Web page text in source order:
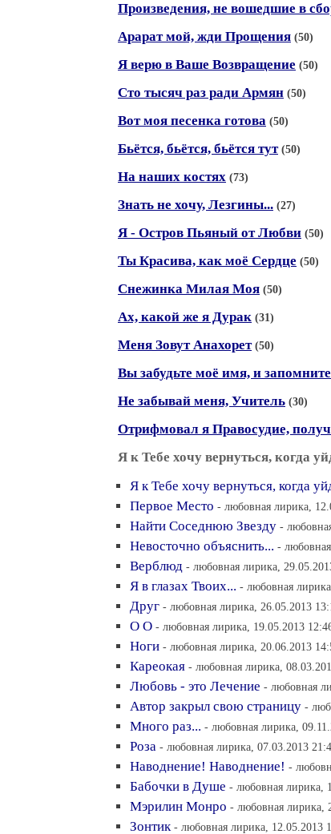
Произведения, не вошедшие в
Арарат мой, жди Прощения (50)
Я верю в Ваше Возвращение (50)
Сто тысяч раз ради Армян (50)
Вот моя песенка готова (50)
Бьётся, бьётся, бьётся тут (50)
На наших костях (73)
Знать не хочу, Лезгины... (27)
Я - Остров Пьяный от Любви (50)
Ты Красива, как моё Сердце (50)
Снежинка Милая Моя (50)
Ах, какой же я Дурак (31)
Меня Зовут Анахорет (50)
Вы забудьте моё имя, и запомните
Не забывай меня, Учитель (30)
Отрифмовал я Правосудие,
Я к Тебе хочу вернуться, когда
Я к Тебе хочу вернуться, когда
Первое Место - любовная лирика,
Найти Соседнюю Звезду -
Невосточно объяснить... -
Верблюд - любовная лирика,
Я в глазах Твоих... - любовная
Друг - любовная лирика, 26.05.2013
О О - любовная лирика, 19.05.2013
Ноги - любовная лирика, 20.06.2013
Кареокая - любовная лирика,
Любовь - это Лечение - любовная
Автор закрыл свою страницу -
Много раз... - любовная лирика,
Роза - любовная лирика, 07.03.2013
Наводнение! Наводнение! -
Бабочки в Душе - любовная лирика,
Мэрилин Монро - любовная лирика,
Зонтик - любовная лирика, 12.05.2013